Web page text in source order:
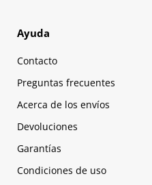
Ayuda
Contacto
Preguntas frecuentes
Acerca de los envíos
Devoluciones
Garantías
Condiciones de uso